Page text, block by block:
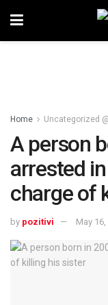
Home Uncategorized
A person
arrested
charge of
by pozitivi May